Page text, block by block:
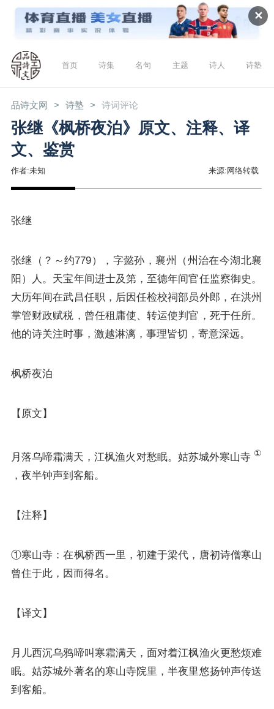
✕
首页 诗集 名句 主题 诗人 诗塾
品诗文网 诗塾 诗词评论
张继《枫桥夜泊》原文、注释、译
文、鉴赏
作者:未知 来源:网络转载
张继
张继（？～约779），字懿孙，襄州（州治在今湖北襄
阳）人。天宝年间进士及第，至德年间官任监察御史。
大历年间在武昌任职，后因任检校祠部员外郎，在洪州
掌管财政赋税，曾任租庸使、转运使判官，死于任所。
他的诗关注时事，激越淋漓，事理皆切，寄意深远。
枫桥夜泊
【原文】
月落乌啼霜满天，江枫渔火对愁眠。姑苏城外寒山寺 ①
，夜半钟声到客船。
【注释】
①寒山寺：在枫桥西一里，初建于梁代，唐初诗僧寒山
曾住于此，因而得名。
【译文】
月儿西沉乌鸦啼叫寒霜满天，面对着江枫渔火更愁烦难
眠。姑苏城外著名的寒山寺院里，半夜里悠扬钟声传送
到客船。